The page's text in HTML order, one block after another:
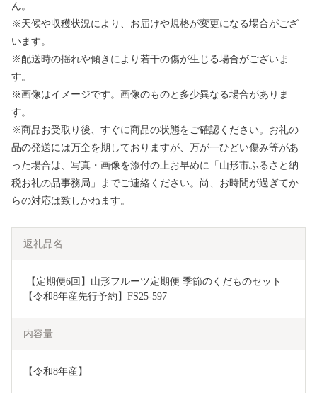
ん。
※天候や収穫状況により、お届けや規格が変更になる場合がござ
います。
※配送時の揺れや傾きにより若干の傷が生じる場合がございま
す。
※画像はイメージです。画像のものと多少異なる場合がありま
す。
※商品お受取り後、すぐに商品の状態をご確認ください。お礼の
品の発送には万全を期しておりますが、万が一ひどい傷み等があ
った場合は、写真・画像を添付の上お早めに「山形市ふるさと納
税お礼の品事務局」までご連絡ください。尚、お時間が過ぎてか
らの対応は致しかねます。
返礼品名
【令和8年産先行予約】FS25-597
内容量
【令和8年産】